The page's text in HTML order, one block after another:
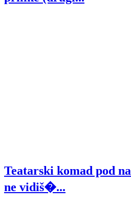
Teatarski komad pod
ne vidiš�...